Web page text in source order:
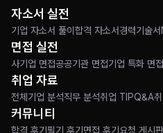
자소서 실전
기업 자소서 풀이 합격 자소서경력기술서
면접 실전
사기업 면접공공기관 면접기업 특화 면접
취업 자료
전체 기업 분석직무 분석취업 TIPQ&A
커뮤니티
합격 후기 필기 후기 면접 후기 요청 게시판